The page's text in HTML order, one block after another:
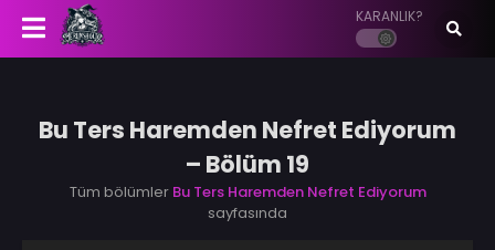
KARANLIK?
Bu Ters Haremden Nefret Ediyorum
– Bölüm 19
Tüm bölümler Bu Ters Haremden Nefret Ediyorum
sayfasında